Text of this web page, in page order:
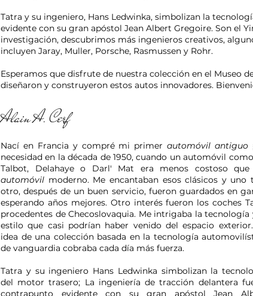
Tatra y su ingeniero, Hans Ledwinka, simbolizan la
evidente con su gran apóstol Jean Albert Gregoire. Son el
investigación, descubrimos más ingenieros creativos,
incluyen Jaray, Muller, Porsche, Rasmussen y Rohr.
Esperamos que disfrute de nuestra colección en el Museo
diseñaron y construyeron estos autos innovadores.
Alain A. Cerf
Nací en Francia y compré mi primerautomóvil antiguo
necesidad en la década de 1950, cuando un automóvil
Talbot, Delahaye o Darl' Mat era menos costoso
automóvil moderno. Me encantaban esos clásicos y uno
otro, después de un buen servicio, fueron guardados en
esperando años mejores. Otro interés fueron los coches
procedentes de Checoslovaquia. Me intrigaba la tecnología
estilo que casi podrían haber venido del espacio
idea de una colección basada en la tecnología
de vanguardia cobraba cada día más fuerza.
Tatra y su ingeniero Hans Ledwinka simbolizan la
del motor trasero; La ingeniería de tracción delantera
contrapunto evidente con su gran apóstol Jean